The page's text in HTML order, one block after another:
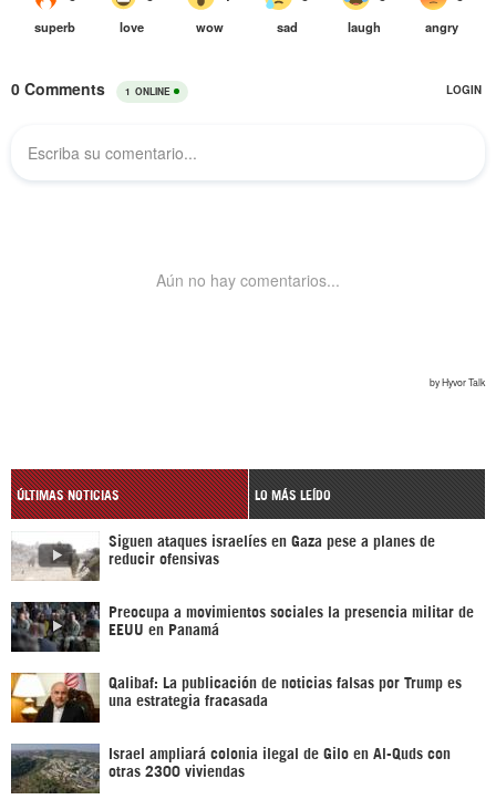
ÚLTIMAS NOTICIAS LO MÁS LEÍDO
Siguen ataques israelíes en Gaza pese a planes de
reducir ofensivas
Preocupa a movimientos sociales la presencia militar de
EEUU en Panamá
Qalibaf: La publicación de noticias falsas por Trump es
una estrategia fracasada
Israel ampliará colonia ilegal de Gilo en Al-Quds con
otras 2300 viviendas